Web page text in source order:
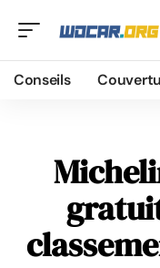
Conseils